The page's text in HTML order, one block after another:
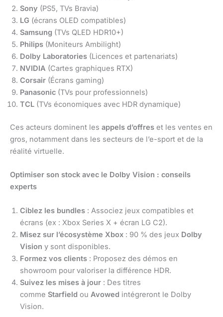
Sony (PS5, TVs Bravia)
LG (écrans OLED compatibles)
Samsung (TVs QLED HDR10+)
Philips (Moniteurs Ambilight)
Dolby Laboratories (Licences et partenariats)
NVIDIA (Cartes graphiques RTX)
Corsair (Écrans gaming)
Panasonic (TVs pour professionnels)
TCL (TVs économiques avec HDR dynamique)
Ces acteurs dominent les appels d’offres et les ventes en
gros, notamment dans les secteurs de l’e-sport et de la
réalité virtuelle.
Optimiser son stock avec le Dolby Vision : conseils
experts
Ciblez les bundles : Associez jeux compatibles et
écrans (ex : Xbox Series X + écran LG C2).
Misez sur l’écosystème Xbox : 90 % des jeux Dolby
Vision y sont disponibles.
Formez vos clients : Proposez des démos en
showroom pour valoriser la différence HDR.
Suivez les mises à jour : Des titres
comme Starfield ou Avowed intégreront le Dolby
Vision.